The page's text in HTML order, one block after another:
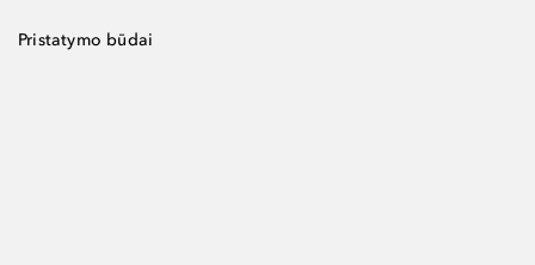
Pristatymo būdai